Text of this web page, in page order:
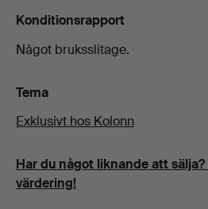
Konditionsrapport
Något bruksslitage.
Tema
Exklusivt hos Kolonn
Har du något liknande att
värdering!